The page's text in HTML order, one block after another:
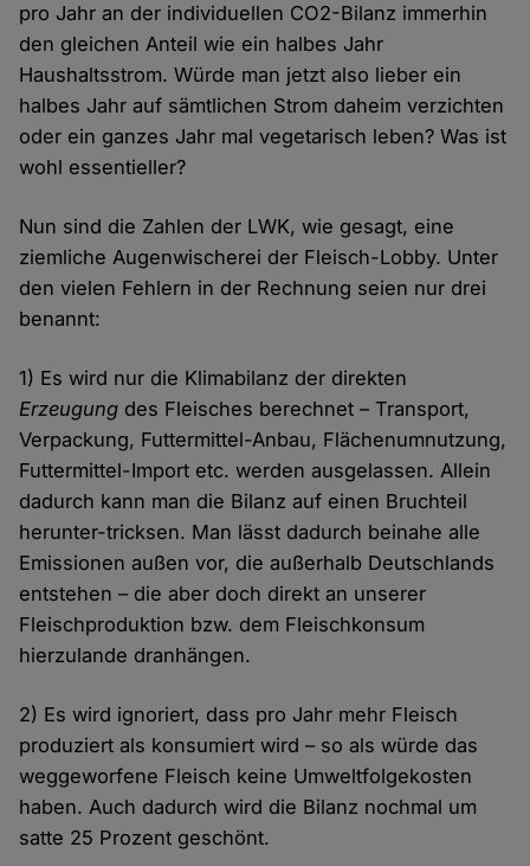
pro Jahr an der individuellen CO2-Bilanz immerhin
den gleichen Anteil wie ein halbes Jahr
Haushaltsstrom. Würde man jetzt also lieber ein
halbes Jahr auf sämtlichen Strom daheim verzichten
oder ein ganzes Jahr mal vegetarisch leben? Was ist
wohl essentieller?
Nun sind die Zahlen der LWK, wie gesagt, eine
ziemliche Augenwischerei der Fleisch-Lobby. Unter
den vielen Fehlern in der Rechnung seien nur drei
benannt:
1) Es wird nur die Klimabilanz der direkten
Erzeugung des Fleisches berechnet – Transport,
Verpackung, Futtermittel-Anbau, Flächenumnutzung,
Futtermittel-Import etc. werden ausgelassen. Allein
dadurch kann man die Bilanz auf einen Bruchteil
herunter-tricksen. Man lässt dadurch beinahe alle
Emissionen außen vor, die außerhalb Deutschlands
entstehen – die aber doch direkt an unserer
Fleischproduktion bzw. dem Fleischkonsum
hierzulande dranhängen.
2) Es wird ignoriert, dass pro Jahr mehr Fleisch
produziert als konsumiert wird – so als würde das
weggeworfene Fleisch keine Umweltfolgekosten
haben. Auch dadurch wird die Bilanz nochmal um
satte 25 Prozent geschönt.